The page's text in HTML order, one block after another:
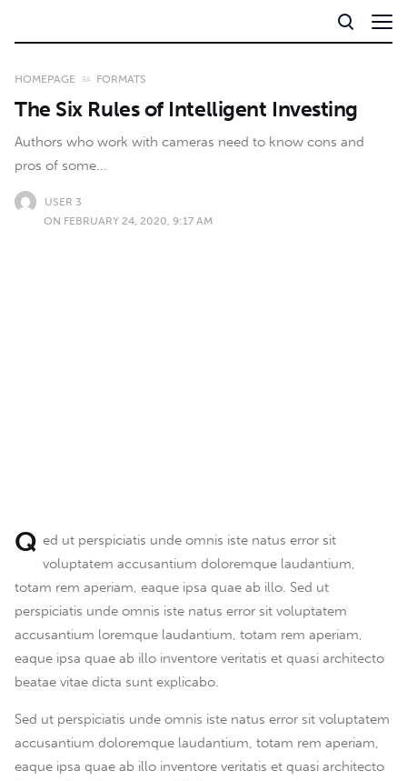
HOMEPAGE FORMATS
USER 3
ON FEBRUARY 24, 2020, 9:17 AM
The Six Rules of Intelligent Investing
Authors who work with cameras need to know cons and
pros of some...
Q ed ut perspiciatis unde omnis iste natus error sit
voluptatem accusantium doloremque laudantium,
totam rem aperiam, eaque ipsa quae ab illo. Sed ut
perspiciatis unde omnis iste natus error sit voluptatem
accusantium loremque laudantium, totam rem aperiam,
eaque ipsa quae ab illo inventore veritatis et quasi architecto
beatae vitae dicta sunt explicabo.
Sed ut perspiciatis unde omnis iste natus error sit voluptatem
accusantium doloremque laudantium, totam rem aperiam,
eaque ipsa quae ab illo inventore veritatis et quasi architecto